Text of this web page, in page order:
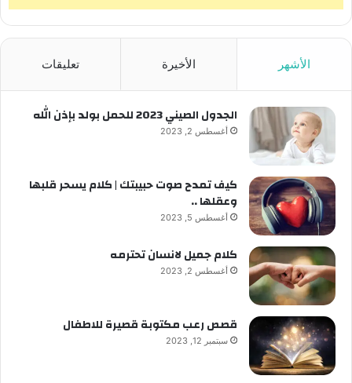
الأشهر الأخيرة تعليقات
الجدول الصيني 2023 للحمل بولد بإذن الله
أغسطس 2, 2023
كيف تمدح صوت حبيبتك | كلام يسحر قلبها
وعقلها ..
أغسطس 5, 2023
كلام جميل لانسان تحترمه
أغسطس 2, 2023
قصص رعب مكتوبة قصيرة للاطفال
سبتمبر 12, 2023